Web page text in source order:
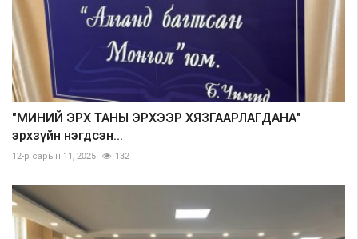
"МИНИЙ ЭРХ ТАНЫ ЭРХЭЭР ХЯЗГААРЛАГДАНА"
эрхзүйн нэгдсэн...
12-р сарын 11, 2025 132